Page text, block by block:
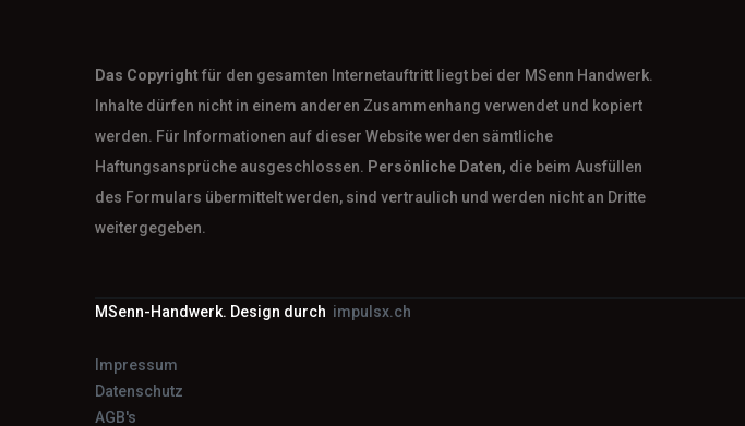
Das Copyrightfür den gesamten Internetauftritt liegt bei der MSenn Handwerk.
Inhalte dürfen nicht in einem anderen Zusammenhang verwendet und kopiert
werden. Für Informationen auf dieser Website werden sämtliche
Haftungsansprüche ausgeschlossen. Persönliche Daten, die beim Ausfüllen
des Formulars übermittelt werden, sind vertraulich und werden nicht an Dritte
weitergegeben.
MSenn-Handwerk. Design durch impulsx.ch
Impressum
Datenschutz
AGB's